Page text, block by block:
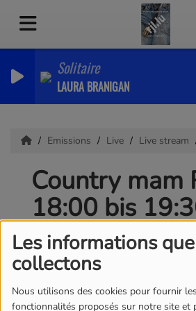
Les informations
collectons
Nous utilisons des cookies pour fournir
fonctionnalités proposés sur notre site et
Solitaire
LAURA BRANIGAN
Emissions Live Live stream
Country mam
18:00 bis